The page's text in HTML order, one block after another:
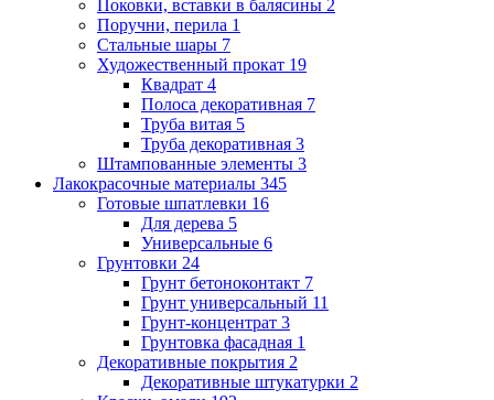
Поковки, вставки в балясины 2
Поручни, перила 1
Стальные шары 7
Художественный прокат 19
Квадрат 4
Полоса декоративная 7
Труба витая 5
Труба декоративная 3
Штампованные элементы 3
Лакокрасочные материалы 345
Готовые шпатлевки 16
Для дерева 5
Универсальные 6
Грунтовки 24
Грунт бетоноконтакт 7
Грунт универсальный 11
Грунт-концентрат 3
Грунтовка фасадная 1
Декоративные покрытия 2
Декоративные штукатурки 2